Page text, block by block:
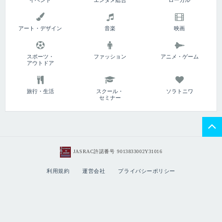
アート・デザイン 音楽 映画
スポーツ・
アウトドア
ファッション アニメ・ゲーム
旅行・生活
スクール・
セミナー
ソラトニワ
JASRAC許諾番号 9013833002Y31016
利用規約 運営会社
プライバシーポリシー